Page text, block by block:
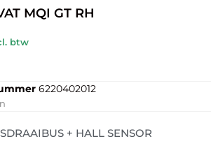
MQI GT RH
btw
6220402012
+ HALL SENSOR